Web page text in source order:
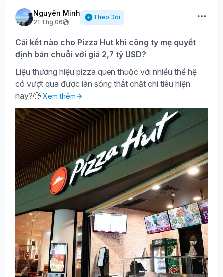
Nguyên Minh
21 Thg 06
Theo Dõi
Cái kết nào cho Pizza Hut khi công ty mẹ quyết
định bán chuỗi với giá 2,7 tỷ USD?
Liệu thương hiệu pizza quen thuộc với nhiều thế hệ
có vượt qua được làn sóng thắt chặt chi tiêu hiện
nay?🥲 Xem thêm